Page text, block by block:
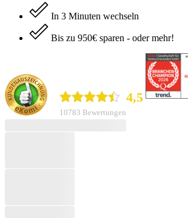
In 3 Minuten wechseln
Bis zu 950€ sparen - oder mehr!
4,5
10783 Bewertungen